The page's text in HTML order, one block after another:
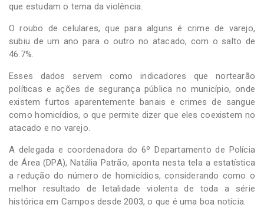
que estudam o tema da violência.
O roubo de celulares, que para alguns é crime de varejo,
subiu de um ano para o outro no atacado, com o salto de
46.7%.
Esses dados servem como indicadores que nortearão
políticas e ações de segurança pública no município, onde
existem furtos aparentemente banais e crimes de sangue
como homicídios, o que permite dizer que eles coexistem no
atacado e no varejo.
A delegada e coordenadora do 6º Departamento de Polícia
de Área (DPA), Natália Patrão, aponta nesta tela a estatística
a redução do número de homicídios, considerando como o
melhor resultado de letalidade violenta de toda a série
histórica em Campos desde 2003, o que é uma boa notícia.